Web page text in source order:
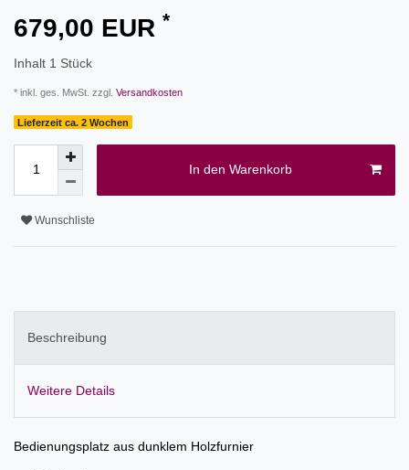
679,00 EUR *
Inhalt 1 Stück
* inkl. ges. MwSt. zzgl. Versandkosten
Lieferzeit ca. 2 Wochen
In den Warenkorb
Wunschliste
Beschreibung
Weitere Details
Bedienungsplatz aus dunklem Holzfurnier